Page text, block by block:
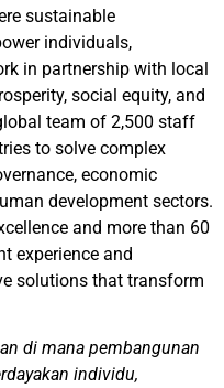
sustainable
individuals,
in partnership with local
social equity, and
team of 2,500 staff
to solve complex
economic
development sectors.
and more than 60
experience and
solutions that transform
di mana pembangunan
individu,